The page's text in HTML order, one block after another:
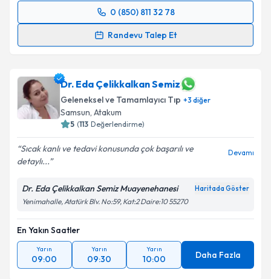
0 (850) 811 32 78
Randevu Talep Et
Randevu Takvimi Talebi
takvim hazırlandığında e-posta ile bilgilendireceğiz.
E-posta Adresiniz
kapsamda işlenmesini kabul ediyorum.
Dr. Eda Çelikkalkan Semiz
Geleneksel ve Tamamlayıcı Tıp +3 diğer
Samsun, Atakum
5 (113 Değerlendirme)
Sıcak kanlı ve tedavi konusunda çok başarılı ve
detaylı...
Devamı
Dr. Eda Çelikkalkan Semiz Muayenehanesi Haritada Göster
Yenimahalle, Atatürk Blv. No:59, Kat:2 Daire:10 55270
En Yakın Saatler
Yarın
09:00
Yarın
09:30
Yarın
10:00 Daha Fazla